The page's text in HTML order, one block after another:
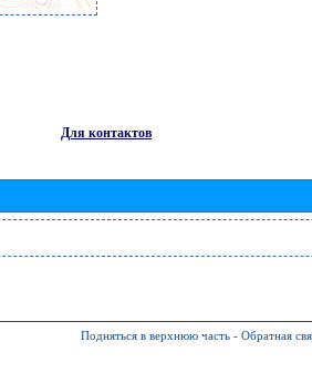
Для контактов
Подняться в верхнюю часть - Обратная